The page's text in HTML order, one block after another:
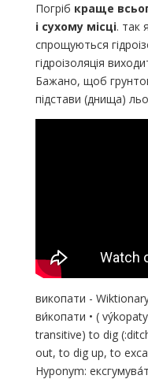
Погріб краще
і сухому місці. так
спрощуються
гідроізоляція
Бажано, щоб
підстави (днища)
викопати -
ви́копати • (
transitive) to dig
out, to dig up, to
Hyponym: